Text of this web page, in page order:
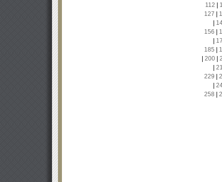
112
127
156
185
200|
229
258